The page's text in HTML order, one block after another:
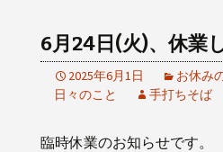
6月24日(火)、休業
2025年6月1日 お休み
日々のこと
手打ちそば
臨時休業のお知らせです。